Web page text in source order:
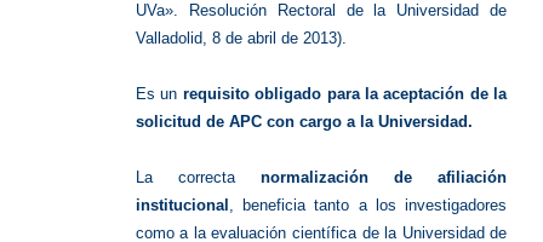
UVa». Resolución Rectoral de la Universidad de
Valladolid, 8 de abril de 2013).
Es un requisito obligado para la aceptación de la
solicitud de APC con cargo a la Universidad.
La correctanormalización de afiliación
institucional , beneficia tanto a los investigadores
como a la evaluación científica de la Universidad de